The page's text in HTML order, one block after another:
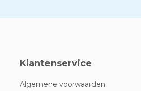
Klantenservice
Algemene voorwaarden